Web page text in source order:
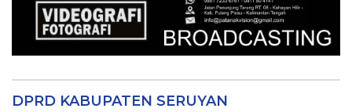
DPRD KABUPATEN SERUYAN